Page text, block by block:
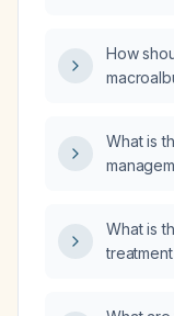
How
1.14 mg/
What is
What is